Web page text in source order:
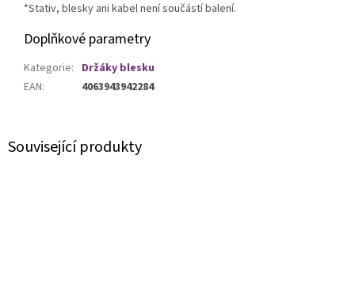
Související produkty
*Stativ, blesky ani kabel není součástí balení.
Doplňkové parametry
Kategorie: Držáky blesku
EAN: 4063943942284